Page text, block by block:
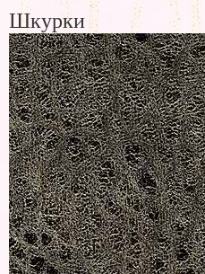
Шкурки